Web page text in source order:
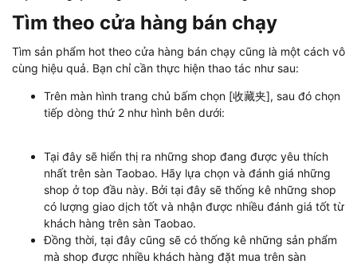
Tìm theo cửa hàng bán chạy
Tìm sản phẩm hot theo cửa hàng bán chạy cũng là một cách vô
cùng hiệu quả. Bạn chỉ cần thực hiện thao tác như sau:
Trên màn hình trang chủ bấm chọn [收藏夹], sau đó chọn
tiếp dòng thứ 2 như hình bên dưới:
Tại đây sẽ hiển thị ra những shop đang được yêu thích
nhất trên sàn Taobao. Hãy lựa chọn và đánh giá những
shop ở top đầu này. Bởi tại đây sẽ thống kê những shop
có lượng giao dịch tốt và nhận được nhiều đánh giá tốt từ
khách hàng trên sàn Taobao.
Đồng thời, tại đây cũng sẽ có thống kê những sản phẩm
mà shop được nhiều khách hàng đặt mua trên sàn